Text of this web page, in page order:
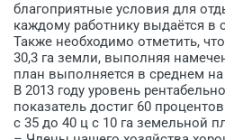
благоприятные условия для
каждому работнику выдаётся в
Также необходимо отметить,
30,3 га земли, выполняя
план выполняется в среднем
В 2013 году уровень
показатель достиг 60
с 35 до 40 ц с 10 га земельной